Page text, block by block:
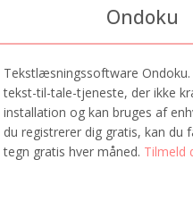
Ondoku
Tekstlæsningssoftware
tekst-til-tale-tjeneste, der ikke
installation og kan bruges af
du registrerer dig gratis, kan du
tegn gratis hver måned. Tilmeld